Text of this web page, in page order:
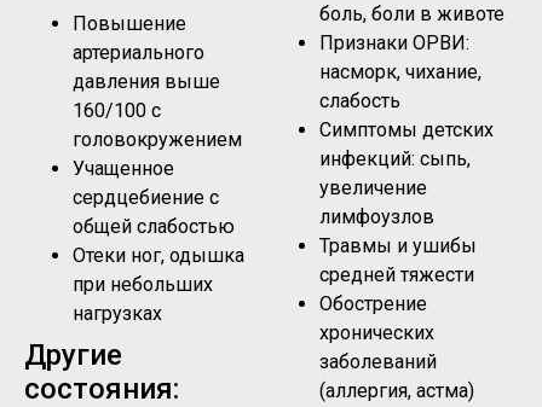
Повышение
артериального
давления выше
160/100 с
головокружением
Учащенное
сердцебиение с
общей слабостью
Отеки ног, одышка
при небольших
нагрузках
Другие
состояния:
боль, боли в животе
Признаки ОРВИ:
насморк, чихание,
слабость
Симптомы детских
инфекций: сыпь,
увеличение
лимфоузлов
Травмы и ушибы
средней тяжести
Обострение
хронических
заболеваний
(аллергия, астма)